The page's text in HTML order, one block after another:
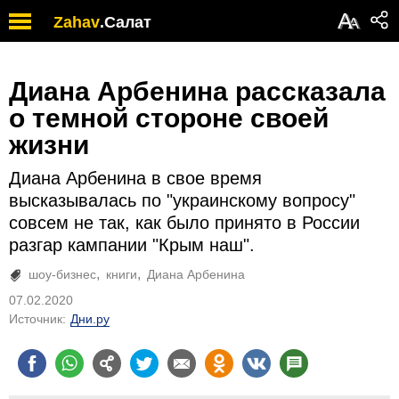
Zahav.Салат АА
Диана Арбенина рассказала
о темной стороне своей
жизни
Диана Арбенина в свое время
высказывалась по "украинскому вопросу"
совсем не так, как было принято в России
разгар кампании "Крым наш".
шоу-бизнес книги
Диана Арбенина
07.02.2020
Источник: Дни.ру